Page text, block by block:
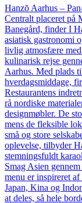
Hanzō Aarhus –
Centralt placeret på
Banegård, finder I
asiatisk gastronomi
livlig atmosfære
kulinarisk rejse
Aarhus. Med plads
hverdagsmiddage,
Restaurantens
rå nordiske
designmøbler. De
mens de fleksible
små og store
oplevelse, tilbyder
stemningsfuldt
Smag Asien
menu er inspireret
Japan, Kina og
at deles, så hele